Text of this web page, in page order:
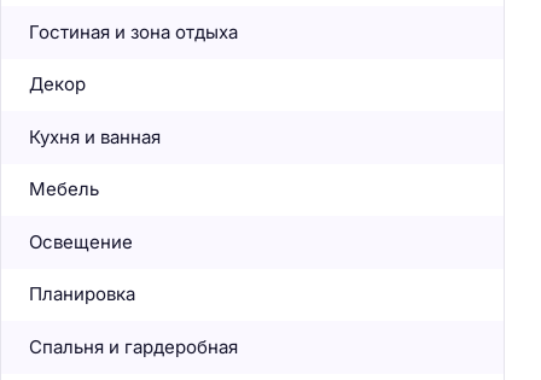
Гостиная и зона отдыха
Декор
Кухня и ванная
Мебель
Освещение
Планировка
Спальня и гардеробная